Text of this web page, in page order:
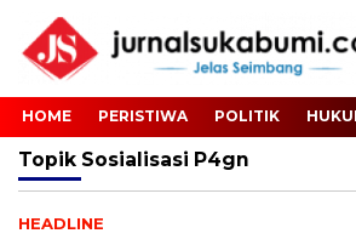
HOME PERISTIWA POLITIK
Topik Sosialisasi P4gn
HEADLINE